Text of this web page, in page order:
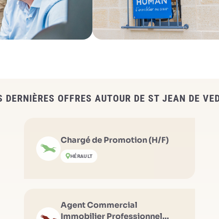
DERNIÈRES OFFRES AUTOUR DE ST JEAN DE
Chargé de Promotion (H/F)
HÉRAULT
Agent Commercial
Immobilier Professionnel